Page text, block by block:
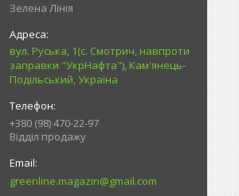
Зелена Лінія
вул. Руська, 1(с. Смотрич, навпроти
заправки "УкрНафта"), Кам'янець-
Подільський, Україна
+380 (98) 470-22-97
Відділ продажу
greenline.magazin@gmail.com